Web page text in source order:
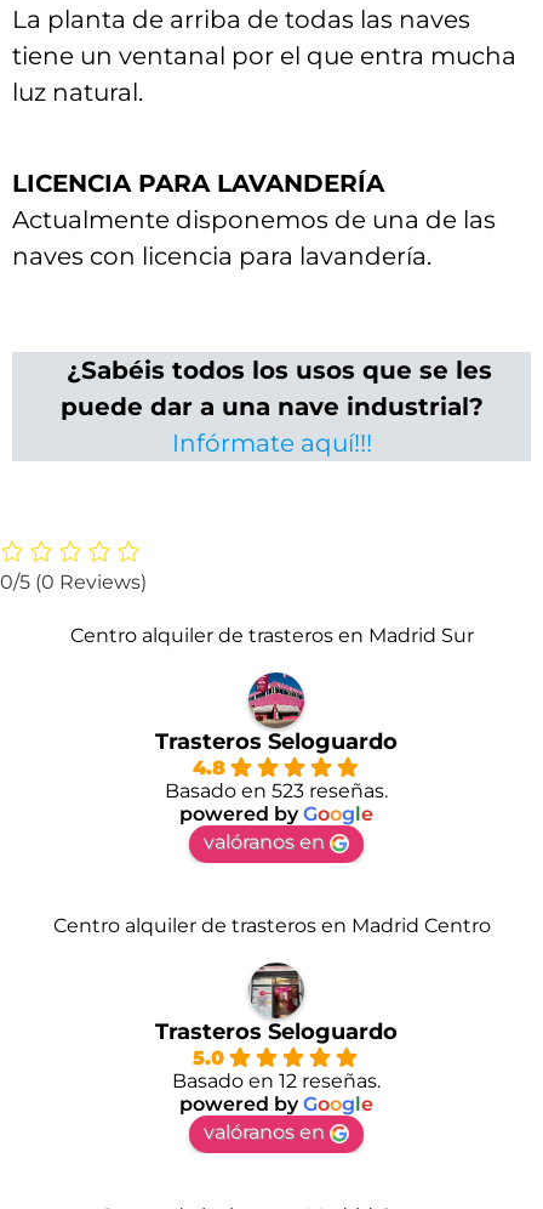
La planta de arriba de todas las naves
tiene un ventanal por el que entra mucha
luz natural.
LICENCIA PARA LAVANDERÍA
Actualmente disponemos de una de las
naves con licencia para lavandería.
¿Sabéis todos los usos que se les
puede dar a una nave industrial?
Infórmate aquí!!!
0/5 (0 Reviews)
Centro alquiler de trasteros en Madrid Sur
Trasteros Seloguardo
4.8
Basado en 523 reseñas.
powered byGoogle
valóranos en
Centro alquiler de trasteros en Madrid Centro
Trasteros Seloguardo
5.0
Basado en 12 reseñas.
powered byGoogle
valóranos en